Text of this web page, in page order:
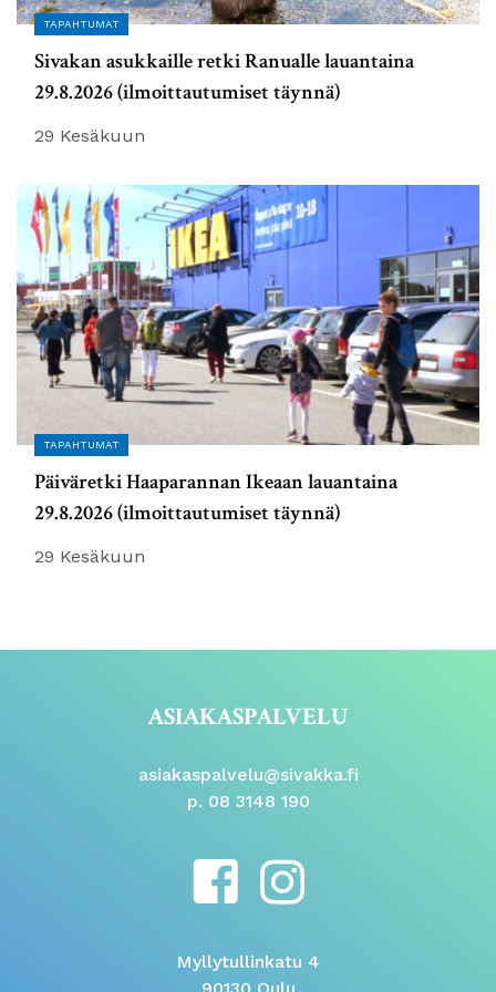
TAPAHTUMAT
Sivakan asukkaille retki Ranualle lauantaina
29.8.2026 (ilmoittautumiset täynnä)
29 Kesäkuun
TAPAHTUMAT
Päiväretki Haaparannan Ikeaan lauantaina
29.8.2026 (ilmoittautumiset täynnä)
29 Kesäkuun
ASIAKASPALVELU
asiakaspalvelu@sivakka.fi
p. 08 3148 190
Myllytullinkatu 4